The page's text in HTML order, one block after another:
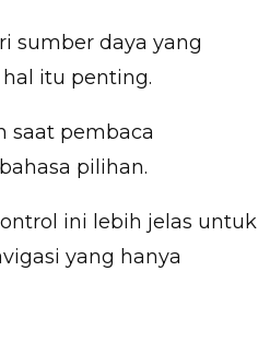
sumber daya yang
itu penting.
saat pembaca
pilihan.
ini lebih jelas untuk
yang hanya